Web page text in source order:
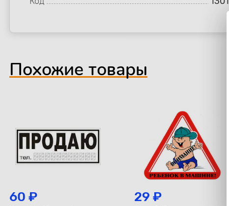
Похожие товары
60 ₽ 29 ₽